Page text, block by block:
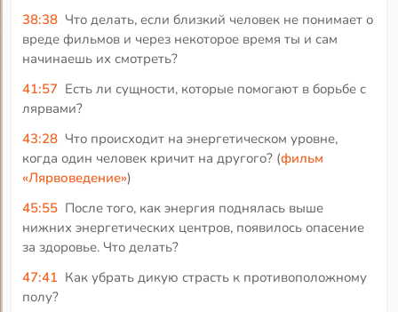
38:38 Что делать, если близкий человек не понимает о
вреде фильмов и через некоторое время ты и сам
начинаешь их смотреть?
41:57 Есть ли сущности, которые помогают в борьбе с
лярвами?
43:28 Что происходит на энергетическом уровне,
когда один человек кричит на другого? (фильм
«Лярвоведение»)
45:55 После того, как энергия поднялась выше
нижних энергетических центров, появилось опасение
за здоровье. Что делать?
47:41 Как убрать дикую страсть к противоположному
полу?